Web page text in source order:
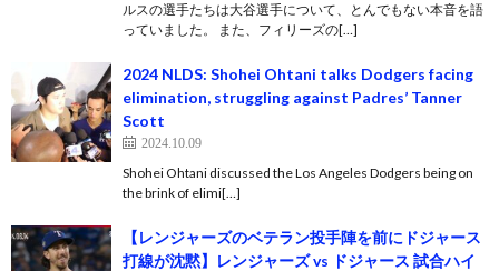
ルスの選手たちは大谷選手について、とんでもない本音を語
っていました。 また、フィリーズの[…]
2024 NLDS: Shohei Ohtani talks Dodgers facing
elimination, struggling against Padres’ Tanner
Scott
2024.10.09
Shohei Ohtani discussed the Los Angeles Dodgers being on
the brink of elimi[…]
【レンジャーズのベテラン投手陣を前にドジャース
打線が沈黙】レンジャーズ vs ドジャース 試合ハイ